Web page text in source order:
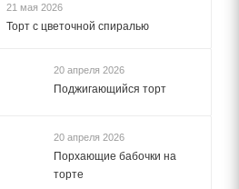
21 мая 2026
Торт с цветочной спиралью
20 апреля 2026
Поджигающийся торт
20 апреля 2026
Порхающие бабочки на
торте